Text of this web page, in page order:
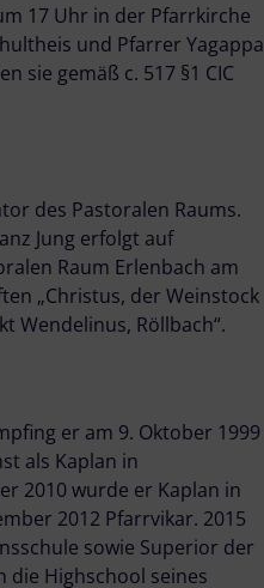
17 Uhr in der Pfarrkirche
und Pfarrer Yagappa
sie gemäß c. 517 §1 CIC
des Pastoralen Raums.
Jung erfolgt auf
Raum Erlenbach am
„Christus, der Weinstock
Wendelinus, Röllbach“.
er am 9. Oktober 1999
als Kaplan in
2010 wurde er Kaplan in
2012 Pfarrvikar. 2015
sowie Superior der
die Highschool seines